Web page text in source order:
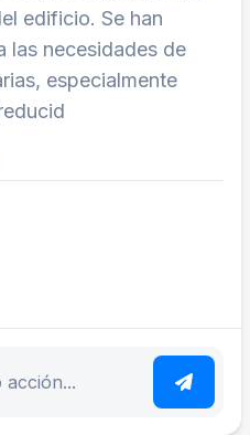
edificio. Se han
las necesidades de
especialmente